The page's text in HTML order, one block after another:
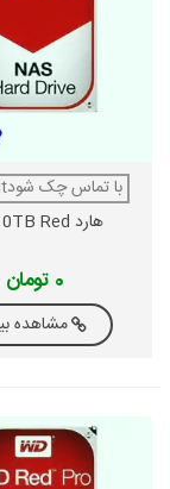
با تماس چک شودSold out
هارد WD 10TB Red
0 تومان
مشاهده